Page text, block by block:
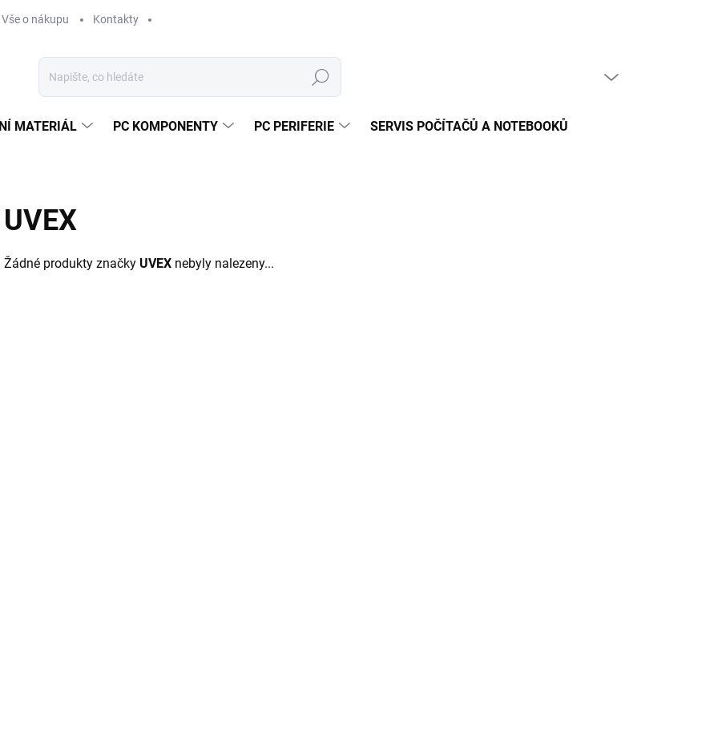
Vše o nákupu Kontakty
Hledat
MATERIÁL PC KOMPONENTY PC PERIFERIE SERVIS POČÍTAČŮ A NOTEBOOKŮ
UVEX
Žádné produkty značky UVEX nebyly nalezeny...